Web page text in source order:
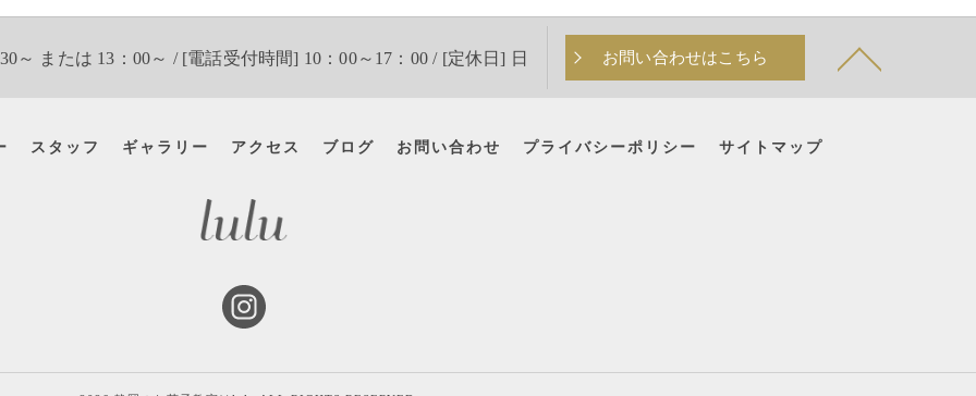
～ または 13：00～ / [電話受付時間] 10：00～17：00 / [定休日] 日 お問い合わせはこちら
スタッフ ギャラリー アクセス ブログ お問い合わせ プライバシーポリシー サイトマップ